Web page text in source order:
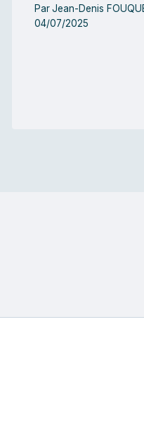
Par Jean-Denis
04/07/2025